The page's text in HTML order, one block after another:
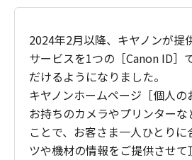
2024年2月以降、キヤノンが提
サービスを1つの［Canon ID］
だけるようになりました。
キヤノンホームページ［個人の
お持ちのカメラやプリンター
ことで、お客さま一人ひとり
ツや機材の情報をご提供させて